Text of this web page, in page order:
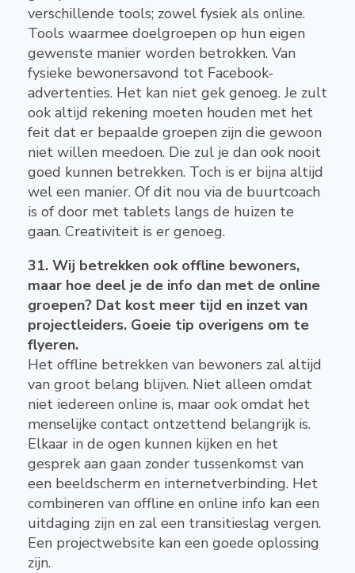
verschillende tools; zowel fysiek als online.
Tools waarmee doelgroepen op hun eigen
gewenste manier worden betrokken. Van
fysieke bewonersavond tot Facebook-
advertenties. Het kan niet gek genoeg. Je zult
ook altijd rekening moeten houden met het
feit dat er bepaalde groepen zijn die gewoon
niet willen meedoen. Die zul je dan ook nooit
goed kunnen betrekken. Toch is er bijna altijd
wel een manier. Of dit nou via de buurtcoach
is of door met tablets langs de huizen te
gaan. Creativiteit is er genoeg.
31. Wij betrekken ook offline bewoners,
maar hoe deel je de info dan met de online
groepen? Dat kost meer tijd en inzet van
projectleiders. Goeie tip overigens om te
flyeren.
Het offline betrekken van bewoners zal altijd
van groot belang blijven. Niet alleen omdat
niet iedereen online is, maar ook omdat het
menselijke contact ontzettend belangrijk is.
Elkaar in de ogen kunnen kijken en het
gesprek aan gaan zonder tussenkomst van
een beeldscherm en internetverbinding. Het
combineren van offline en online info kan een
uitdaging zijn en zal een transitieslag vergen.
Een projectwebsite kan een goede oplossing
zijn.